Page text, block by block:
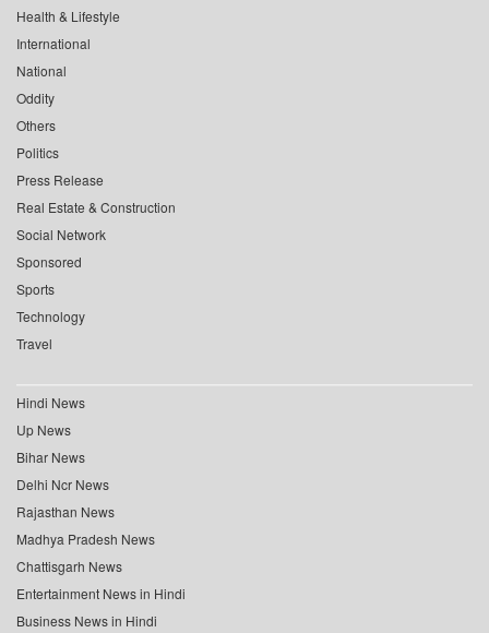
Health & Lifestyle
International
National
Oddity
Others
Politics
Press Release
Real Estate & Construction
Social Network
Sponsored
Sports
Technology
Travel
Hindi News
Up News
Bihar News
Delhi Ncr News
Rajasthan News
Madhya Pradesh News
Chattisgarh News
Entertainment News in Hindi
Business News in Hindi